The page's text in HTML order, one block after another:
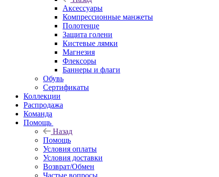
Аксессуары
Компрессионные манжеты
Полотенце
Защита голени
Кистевые лямки
Магнезия
Флексоры
Баннеры и флаги
Обувь
Сертификаты
Коллекции
Распродажа
Команда
Помощь
Назад
Помощь
Условия оплаты
Условия доставки
Возврат/Обмен
Частые вопросы